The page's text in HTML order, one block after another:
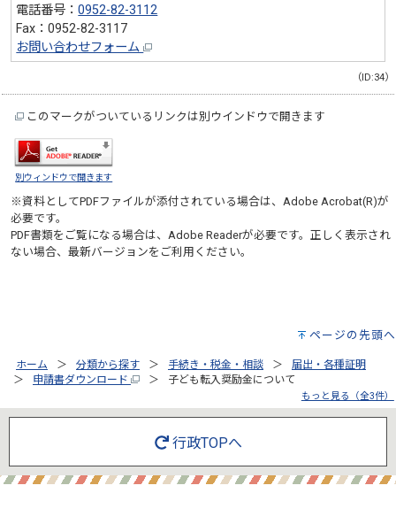
電話番号：0952-82-3112
Fax：0952-82-3117
お問い合わせフォーム
（ID:34）
このマークがついているリンクは別ウインドウで開きます
別ウィンドウで開きます
※資料としてPDFファイルが添付されている場合は、Adobe Acrobat(R)が
必要です。
PDF書類をご覧になる場合は、Adobe Readerが必要です。正しく表示され
ない場合、最新バージョンをご利用ください。
ページの先頭へ
ホーム 分類から探す 手続き・税金・相談
届出・各種証明
申請書ダウンロード
子ども転入奨励金について
もっと見る（全3件）
行政TOPへ